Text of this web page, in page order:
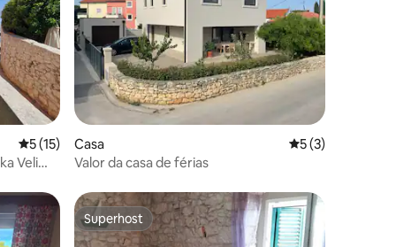
Classificação média de 5 em 5 estrelas, 15avaliações
5 (15)
Veli
Casa Classificação
5 (3)
Valor da casa de férias
Superhost
Superhost